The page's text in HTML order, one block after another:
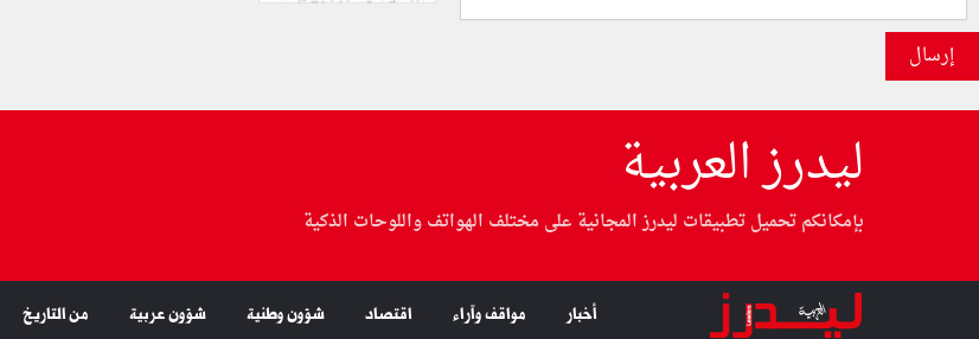
إرسال
ليدرز العربية
بإمكانكم تحميل تطبيقات ليدرز المجانية على مختلف الهواتف واللوحات الذكية
أخبار مواقف وآراء اقتصاد شؤون وطنية شؤون عربية من التاريخ